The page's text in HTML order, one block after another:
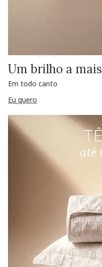
Um brilho a mais
Em todo canto
Eu quero